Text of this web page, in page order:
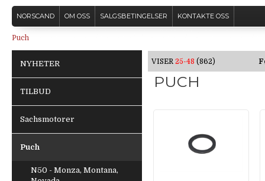
NORSCAND OM OSS SALGSBETINGELSER KONTAKTE OSS
Puch
NYHETER
TILBUD
Sachsmotorer
Puch
N50 - Monza, Montana,
VISER 25-48 (862)
PUCH